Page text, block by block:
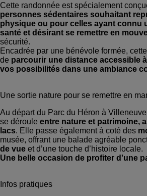
Cette randonnée est spécialement
personnes sédentaires souhaitant
physique ou pour celles ayant connu
santé et désirant se remettre en
sécurité.
Encadrée par une bénévole formée,
de parcourir une distance accessible
vos possibilités dans une ambiance
Une sortie nature pour se remettre en
Au départ du Parc du Héron à
se déroule entre nature et patrimoine,
lacs. Elle passe également à coté des
musée, offrant une balade agréable
de vue et d’une touche d’histoire locale.
Une belle occasion de profiter d'une
Infos pratiques